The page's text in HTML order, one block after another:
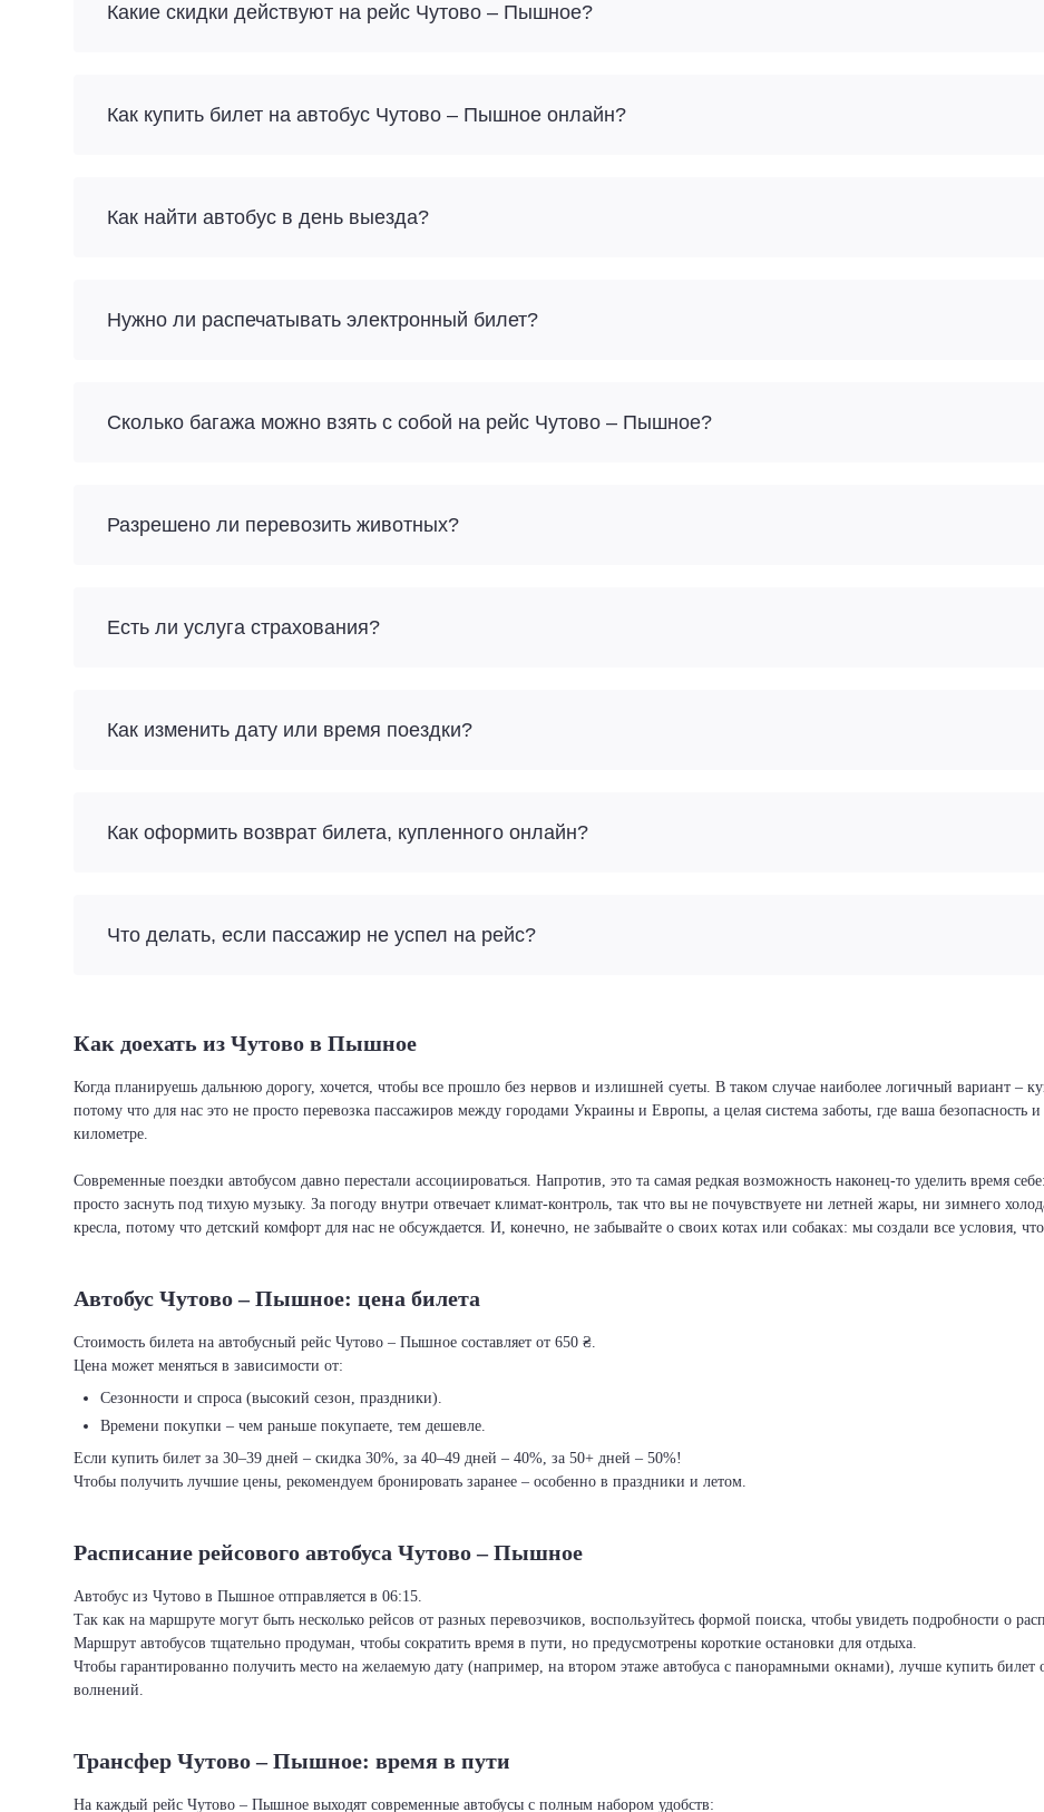
Какие скидки действуют на рейс Чутово – Пышное?
Как купить билет на автобус Чутово – Пышное онлайн?
Как найти автобус в день выезда?
Нужно ли распечатывать электронный билет?
Сколько багажа можно взять с собой на рейс Чутово – Пышное?
Разрешено ли перевозить животных?
Есть ли услуга страхования?
Как изменить дату или время поездки?
Как оформить возврат билета, купленного онлайн?
Что делать, если пассажир не успел на рейс?
Как доехать из Чутово в Пышное
Когда планируешь дальнюю дорогу, хочется, чтобы все прошло без нервов и излишней суеты. В таком случае наиболее логичный вариант –
потому что для нас это не просто перевозка пассажиров между городами Украины и Европы, а целая система заботы, где ваша безопасность
километре.
Современные поездки автобусом давно перестали ассоциироваться. Напротив, это та самая редкая возможность наконец-то уделить время
просто заснуть под тихую музыку. За погоду внутри отвечает климат-контроль, так что вы не почувствуете ни летней жары, ни зимнего
кресла, потому что детский комфорт для нас не обсуждается. И, конечно, не забывайте о своих котах или собаках: мы создали все условия,
Автобус Чутово – Пышное: цена билета
Стоимость билета на автобусный рейс Чутово – Пышное составляет от 650 ₴.
Цена может меняться в зависимости от:
Сезонности и спроса (высокий сезон, праздники).
Времени покупки – чем раньше покупаете, тем дешевле.
Если купить билет за 30–39 дней – скидка 30%, за 40–49 дней – 40%, за 50+ дней – 50%!
Чтобы получить лучшие цены, рекомендуем бронировать заранее – особенно в праздники и летом.
Расписание рейсового автобуса Чутово – Пышное
Автобус из Чутово в Пышное отправляется в 06:15.
Так как на маршруте могут быть несколько рейсов от разных перевозчиков, воспользуйтесь формой поиска, чтобы увидеть подробности о
Маршрут автобусов тщательно продуман, чтобы сократить время в пути, но предусмотрены короткие остановки для отдыха.
Чтобы гарантированно получить место на желаемую дату (например, на втором этаже автобуса с панорамными окнами), лучше купить билет
волнений.
Трансфер Чутово – Пышное: время в пути
На каждый рейс Чутово – Пышное выходят современные автобусы с полным набором удобств: